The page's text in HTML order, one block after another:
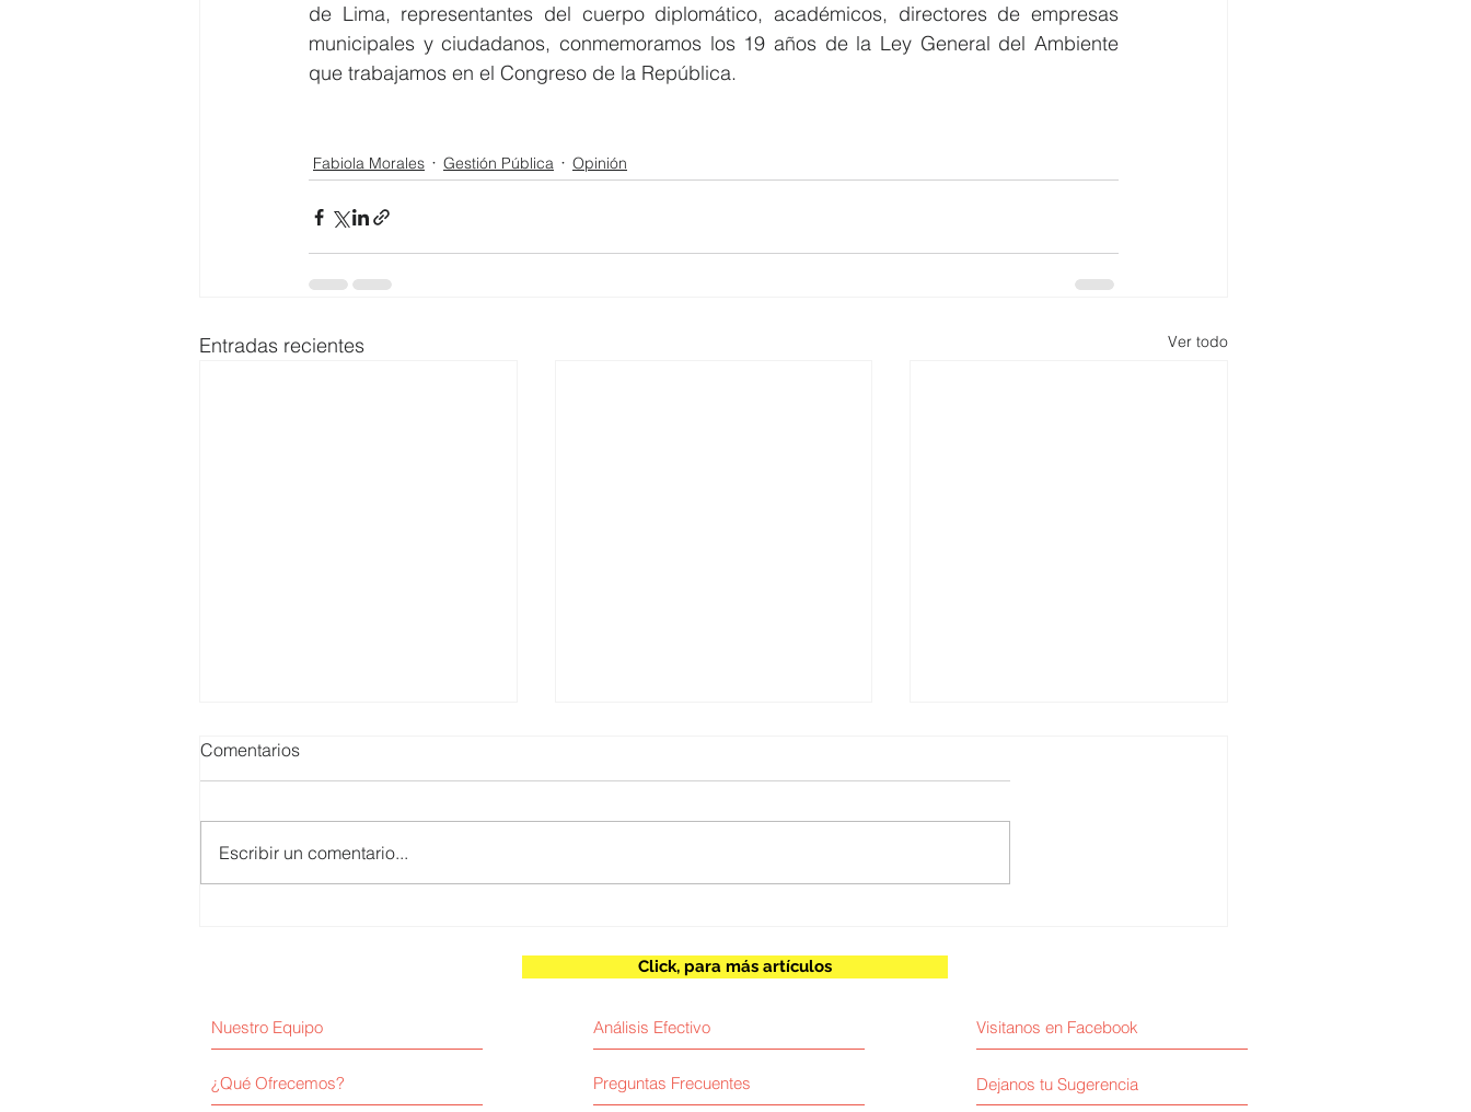
de Lima, representantes del cuerpo diplomático, académicos, directores de empresas
municipales y ciudadanos, conmemoramos los 19 años de la Ley General del Ambiente
que trabajamos en el Congreso de la República.
Fabiola Morales Gestión Pública Opinión
Entradas recientes Ver todo
Comentarios
Escribir un comentario...
¿Qué Ofrecemos? Preguntas Frecuentes
Nuestro Equipo Análisis Efectivo Visitanos en Facebook
Dejanos tu Sugerencia
Click, para más artículos